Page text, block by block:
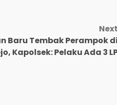
Next
Baru Tembak Perampok di
Kapolsek: Pelaku Ada 3